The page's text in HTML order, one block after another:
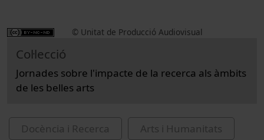
© Unitat de Producció Audiovisual
Col·lecció
Jornades sobre l'impacte de la recerca als àmbits
de les belles arts
Docència i Recerca
Arts i Humanitats